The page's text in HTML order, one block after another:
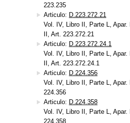
223.235
Articulo: D.223.272.21
Vol. IV, Libro II, Parte L,
II, Art. 223.272.21
Articulo: D.223.272.24.1
Vol. IV, Libro II, Parte L,
II, Art. 223.272.24.1
Articulo: D.224.356
Vol. IV, Libro II, Parte L,
224.356
Articulo: D.224.358
Vol. IV, Libro II, Parte L,
224.358